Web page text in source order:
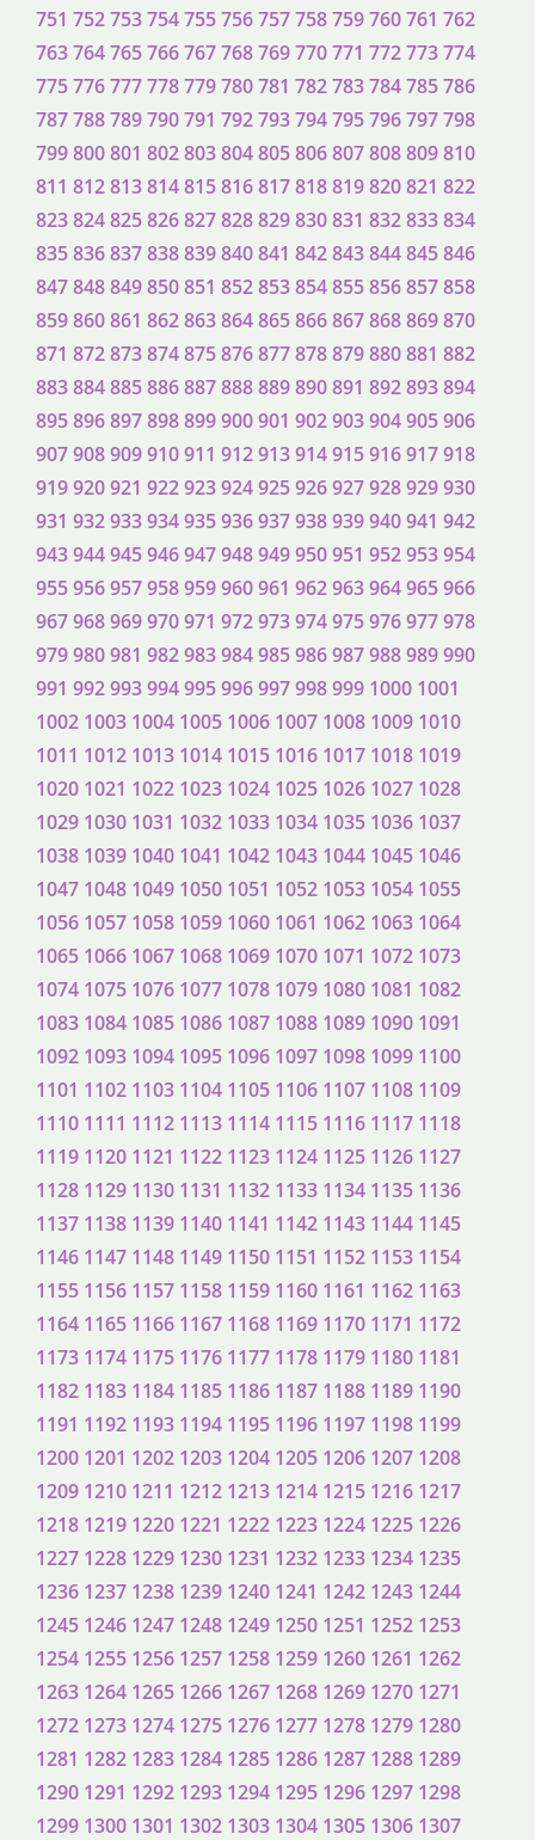
751 752753754755756757758759760761 762
763764765766767768769770771 772773774
775776777778779780781 782783784785786
787788789790791 792793794795796797798
799800801 802803804805806807808809810
811 812813814815816817818819820821 822
823824825826827828829830831 832833834
835836837838839840841 842843844845846
847848849850851 852853854855856857858
859860861 862863864865866867868869870
871 872873874875876877878879880881 882
883884885886887888889890891 892893894
895896897898899900901 902903904905906
907908909910911 912913914915916917918
919920921 922923924925926927928929930
931 932933934935936937938939940941 942
943944945946947948949950951 952953954
955956957958959960961 962963964965966
967968969970971 972973974975976977978
979980981 982983984985986987988989990
991 992993994995996997998999 1000 1001
1002 1003 1004 1005 1006 1007 1008 1009 1010
1011 1012 1013 1014 1015 1016 1017 1018 1019
1020 1021 1022 1023 1024 1025 1026 1027 1028
1029 1030 1031 1032 1033 1034 1035 1036 1037
1038 1039 1040 1041 1042 1043 1044 1045 1046
1047 1048 1049 1050 1051 1052 1053 1054 1055
1056 1057 1058 1059 1060 1061 1062 1063 1064
1065 1066 1067 1068 1069 1070 1071 1072 1073
1074 1075 1076 1077 1078 1079 1080 1081 1082
1083 1084 1085 1086 1087 1088 1089 1090 1091
1092 1093 1094 1095 1096 1097 1098 1099 1100
1101 1102 1103 1104 1105 1106 1107 1108 1109
1110 1111 1112 1113 1114 1115 1116 1117 1118
1119 1120 1121 1122 1123 1124 1125 1126 1127
1128 1129 1130 1131 1132 1133 1134 1135 1136
1137 1138 1139 1140 1141 1142 1143 1144 1145
1146 1147 1148 1149 1150 1151 1152 1153 1154
1155 1156 1157 1158 1159 1160 1161 1162 1163
1164 1165 1166 1167 1168 1169 1170 1171 1172
1173 1174 1175 1176 1177 1178 1179 1180 1181
1182 1183 1184 1185 1186 1187 1188 1189 1190
1191 1192 1193 1194 1195 1196 1197 1198 1199
1200 1201 1202 1203 1204 1205 1206 1207 1208
1209 1210 1211 1212 1213 1214 1215 1216 1217
1218 1219 1220 1221 1222 1223 1224 1225 1226
1227 1228 1229 1230 1231 1232 1233 1234 1235
1236 1237 1238 1239 1240 1241 1242 1243 1244
1245 1246 1247 1248 1249 1250 1251 1252 1253
1254 1255 1256 1257 1258 1259 1260 1261 1262
1263 1264 1265 1266 1267 1268 1269 1270 1271
1272 1273 1274 1275 1276 1277 1278 1279 1280
1281 1282 1283 1284 1285 1286 1287 1288 1289
1290 1291 1292 1293 1294 1295 1296 1297 1298
1299 1300 1301 1302 1303 1304 1305 1306 1307